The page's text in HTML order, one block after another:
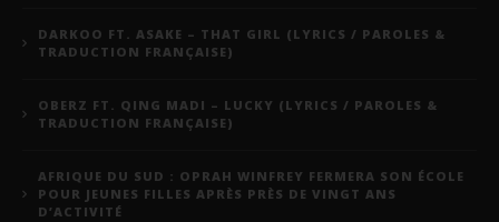
DARKOO FT. ASAKE – THAT GIRL (LYRICS / PAROLES &
TRADUCTION FRANÇAISE)
OBERZ FT. QING MADI – LUCKY (LYRICS / PAROLES &
TRADUCTION FRANÇAISE)
AFRIQUE DU SUD : OPRAH WINFREY FERMERA SON ÉCOLE
POUR JEUNES FILLES APRÈS PRÈS DE VINGT ANS
D’ACTIVITÉ